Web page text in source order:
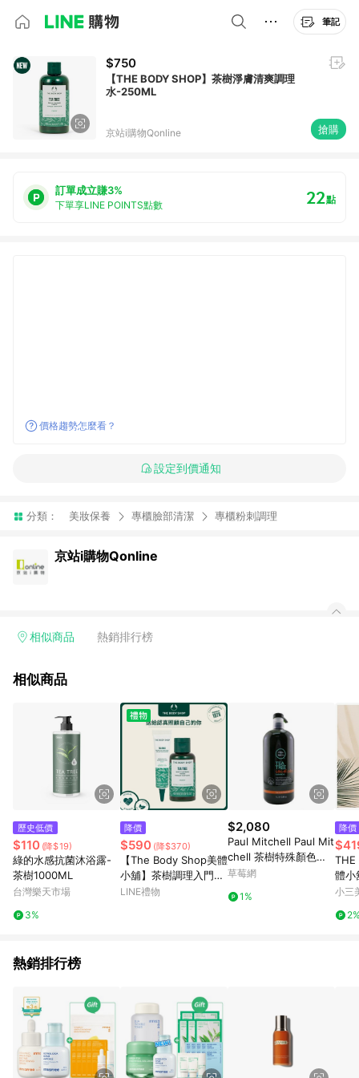
筆記
$750
【THE BODY SHOP】茶樹淨膚清爽調理
水-250ML
京站i購物Qonline 搶購
訂單成立賺3%
下單享LINE POINTS點數 22點
價格趨勢怎麼看？
設定到價通知
分類： 美妝保養 專櫃臉部清潔 專櫃粉刺調理
京站i購物Qonline
相似商品 熱銷排行榜
相似商品
歷史低價
$110 (降$19)
綠的水感抗菌沐浴露-
茶樹1000ML
台灣樂天市場
3%
降價
$590 (降$370)
【The Body Shop美體
小舖】茶樹調理入門組
| 修復凝膠15ml+調理
LINE禮物
$2,080
Paul Mitchell Paul Mit
chell 茶樹特殊顏色洗
髮露 1000ml/33.8oz-
草莓網
1%
降價
THE
體小
潔面
小三
熱銷排行榜